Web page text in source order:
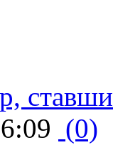
(0)